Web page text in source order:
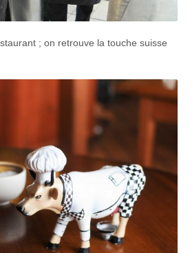
; on retrouve la touche suisse